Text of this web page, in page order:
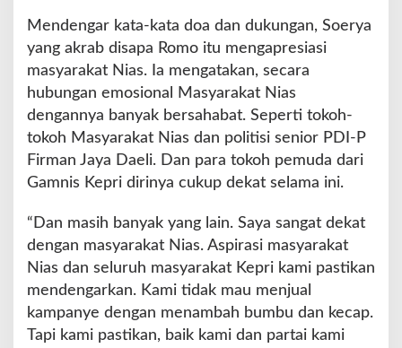
Mendengar kata-kata doa dan dukungan, Soerya
yang akrab disapa Romo itu mengapresiasi
masyarakat Nias. Ia mengatakan, secara
hubungan emosional Masyarakat Nias
dengannya banyak bersahabat. Seperti tokoh-
tokoh Masyarakat Nias dan politisi senior PDI-P
Firman Jaya Daeli. Dan para tokoh pemuda dari
Gamnis Kepri dirinya cukup dekat selama ini.
“Dan masih banyak yang lain. Saya sangat dekat
dengan masyarakat Nias. Aspirasi masyarakat
Nias dan seluruh masyarakat Kepri kami pastikan
mendengarkan. Kami tidak mau menjual
kampanye dengan menambah bumbu dan kecap.
Tapi kami pastikan, baik kami dan partai kami